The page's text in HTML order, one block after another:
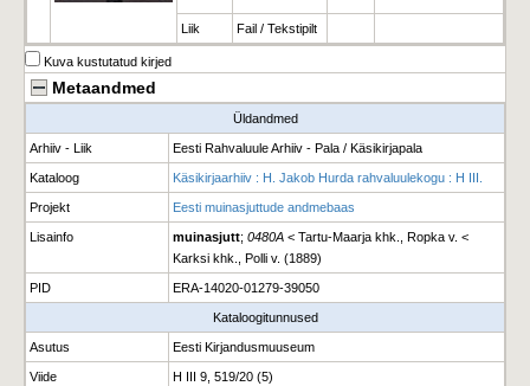
Liik Fail / Tekstipilt
Kuva kustutatud kirjed
Metaandmed
Üldandmed
Arhiiv - Liik Eesti Rahvaluule Arhiiv - Pala / Käsikirjapala
Kataloog Käsikirjaarhiiv : H. Jakob Hurda rahvaluulekogu : H III.
Projekt Eesti muinasjuttude andmebaas
Lisainfo muinasjutt; 0480A < Tartu-Maarja khk., Ropka v. <
Karksi khk., Polli v. (1889)
PID ERA-14020-01279-39050
Kataloogitunnused
Asutus Eesti Kirjandusmuuseum
Viide H III 9, 519/20 (5)